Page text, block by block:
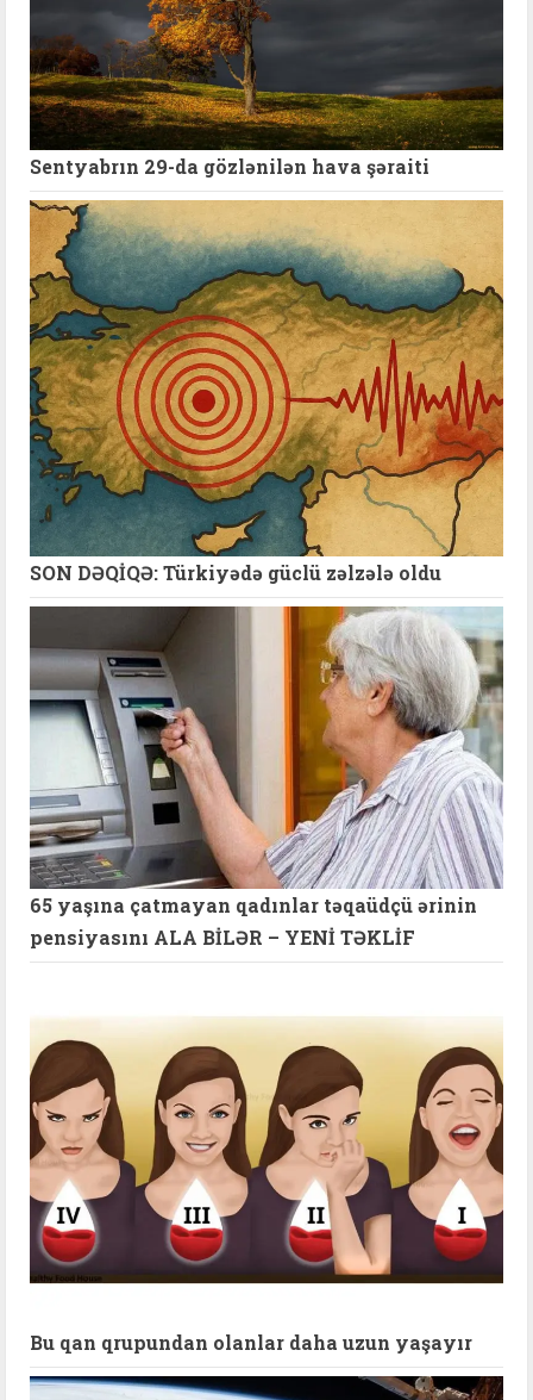
Sentyabrın 29-da gözlənilən hava şəraiti
SON DƏQİQƏ: Türkiyədə güclü zəlzələ oldu
65 yaşına çatmayan qadınlar təqaüdçü ərinin
pensiyasını ALA BİLƏR – YENİ TƏKLİF
Bu qan qrupundan olanlar daha uzun yaşayır